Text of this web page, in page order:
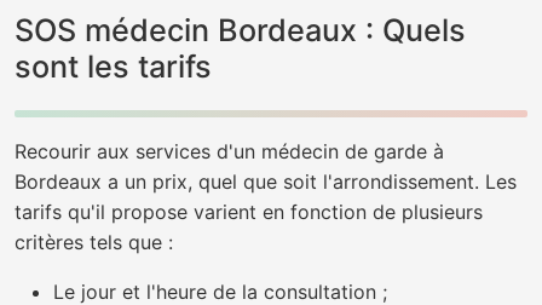
SOS médecin Bordeaux : Quels
sont les tarifs
Recourir aux services d'un médecin de garde à
Bordeaux a un prix, quel que soit l'arrondissement. Les
tarifs qu'il propose varient en fonction de plusieurs
critères tels que :
Le jour et l'heure de la consultation ;